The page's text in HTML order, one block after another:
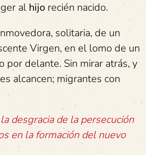
al hijo recién nacido.
solitaria, de un
Virgen, en el lomo de un
por delante. Sin mirar atrás, y
alcancen; migrantes con
desgracia de la persecución
en la formación del nuevo